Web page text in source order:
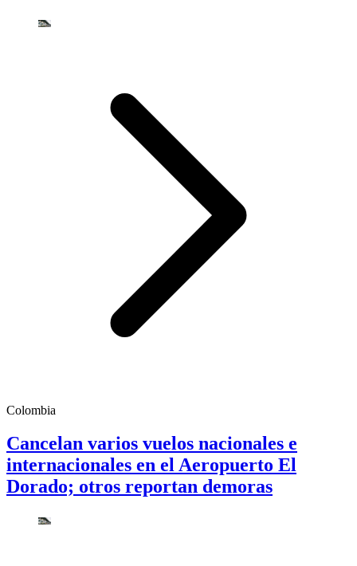
Colombia
Cancelan varios vuelos nacionales e
internacionales en el Aeropuerto El
Dorado; otros reportan demoras